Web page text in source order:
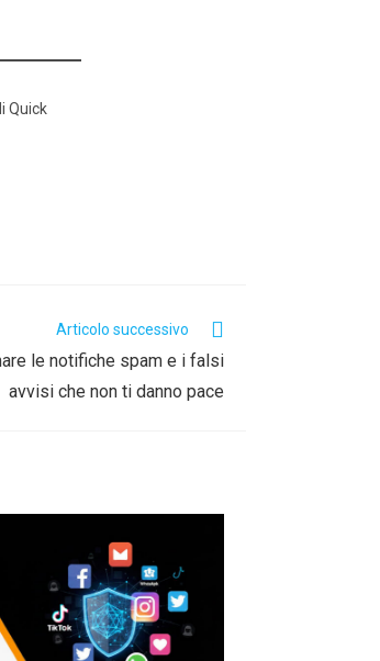
Quick
Articolo successivo
le notifiche spam e i falsi
avvisi che non ti danno pace